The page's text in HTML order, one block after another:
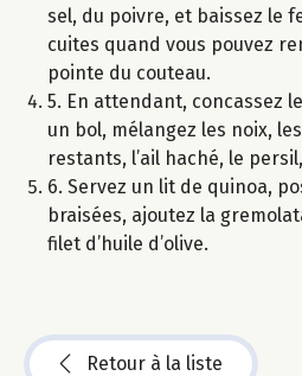
sel, du poivre, et baissez le
cuites quand vous pouvez
pointe du couteau.
5. En attendant, concassez
un bol, mélangez les noix,
restants, l’ail haché, le
6. Servez un lit de quinoa,
braisées, ajoutez la
filet d’huile d’olive.
Retour à la liste